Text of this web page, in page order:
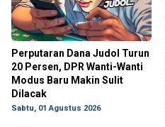
Perputaran Dana Judol Turun
20 Persen, DPR Wanti-Wanti
Modus Baru Makin Sulit
Dilacak
Sabtu, 01 Agustus 2026